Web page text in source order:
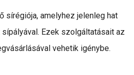
sírégiója, amelyhez jelenleg hat
Ezek szolgáltatásait az
vehetik igénybe.